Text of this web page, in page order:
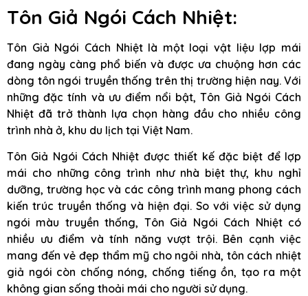
Tôn Giả Ngói Cách Nhiệt:
Tôn Giả Ngói Cách Nhiệt là một loại vật liệu lợp mái
đang ngày càng phổ biến và được ưa chuộng hơn các
dòng tôn ngói truyền thống trên thị trường hiện nay. Với
những đặc tính và ưu điểm nổi bật, Tôn Giả Ngói Cách
Nhiệt đã trở thành lựa chọn hàng đầu cho nhiều công
trình nhà ở, khu du lịch tại Việt Nam.
Tôn Giả Ngói Cách Nhiệt được thiết kế đặc biệt để lợp
mái cho những công trình như nhà biệt thự, khu nghỉ
dưỡng, trường học và các công trình mang phong cách
kiến trúc truyền thống và hiện đại. So với việc sử dụng
ngói màu truyền thống, Tôn Giả Ngói Cách Nhiệt có
nhiều ưu điểm và tính năng vượt trội. Bên cạnh việc
mang đến vẻ đẹp thẩm mỹ cho ngôi nhà, tôn cách nhiệt
giả ngói còn chống nóng, chống tiếng ồn, tạo ra một
không gian sống thoải mái cho người sử dụng.